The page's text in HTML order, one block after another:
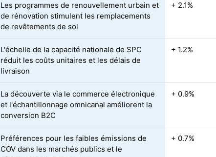
Les programmes de renouvellement urbain et
de rénovation stimulent les remplacements
de revêtements de sol
+ 2.1%
L'échelle de la capacité nationale de SPC
réduit les coûts unitaires et les délais de
livraison
+ 1.2%
La découverte via le commerce électronique
et l'échantillonnage omnicanal améliorent la
conversion B2C
+ 0.9%
Préférences pour les faibles émissions de
COV dans les marchés publics et le
+ 0.7%